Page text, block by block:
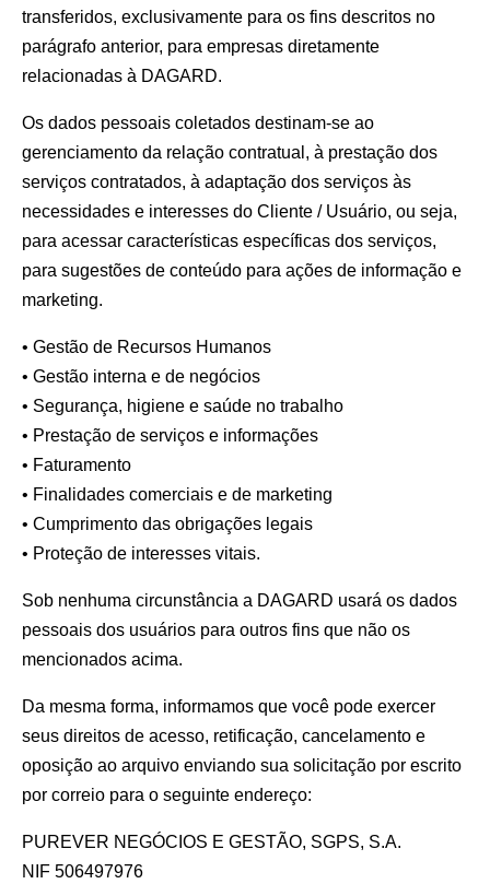
transferidos, exclusivamente para os fins descritos no
parágrafo anterior, para empresas diretamente
relacionadas à DAGARD.
Os dados pessoais coletados destinam-se ao
gerenciamento da relação contratual, à prestação dos
serviços contratados, à adaptação dos serviços às
necessidades e interesses do Cliente / Usuário, ou seja,
para acessar características específicas dos serviços,
para sugestões de conteúdo para ações de informação e
marketing.
• Gestão de Recursos Humanos
• Gestão interna e de negócios
• Segurança, higiene e saúde no trabalho
• Prestação de serviços e informações
• Faturamento
• Finalidades comerciais e de marketing
• Cumprimento das obrigações legais
• Proteção de interesses vitais.
Sob nenhuma circunstância a DAGARD usará os dados
pessoais dos usuários para outros fins que não os
mencionados acima.
Da mesma forma, informamos que você pode exercer
seus direitos de acesso, retificação, cancelamento e
oposição ao arquivo enviando sua solicitação por escrito
por correio para o seguinte endereço:
PUREVER NEGÓCIOS E GESTÃO, SGPS, S.A.
NIF 506497976